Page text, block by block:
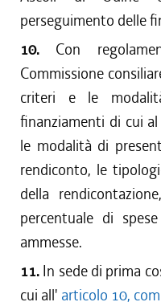
perseguimento delle
10. Con
Commissione
criteri e le
finanziamenti di cui
le modalità di
rendiconto, le
della
percentuale di
ammesse.
11. In sede di prima
cui all' articolo 10,